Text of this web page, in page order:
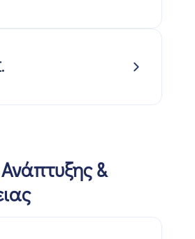
&